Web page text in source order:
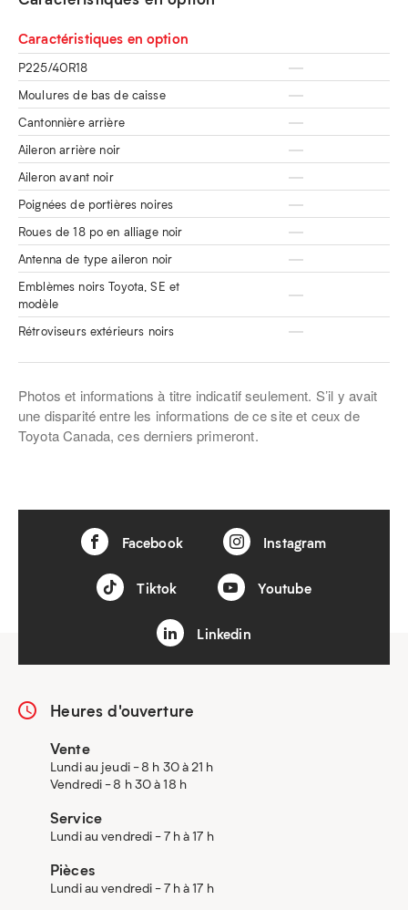
Caractéristiques en option
P225/40R18
Moulures de bas de caisse
Cantonnière arrière
Aileron arrière noir
Aileron avant noir
Poignées de portières noires
Roues de 18 po en alliage noir
Antenna de type aileron noir
Emblèmes noirs Toyota, SE et
modèle
Rétroviseurs extérieurs noirs
Photos et informations à titre indicatif seulement. S’il y avait
une disparité entre les informations de ce site et ceux de
Toyota Canada, ces derniers primeront.
Facebook Instagram
Tiktok Youtube
Linkedin
Heures d'ouverture
Vente
Lundi au jeudi - 8 h 30 à 21 h
Vendredi - 8 h 30 à 18 h
Service
Lundi au vendredi - 7 h à 17 h
Pièces
Lundi au vendredi - 7 h à 17 h